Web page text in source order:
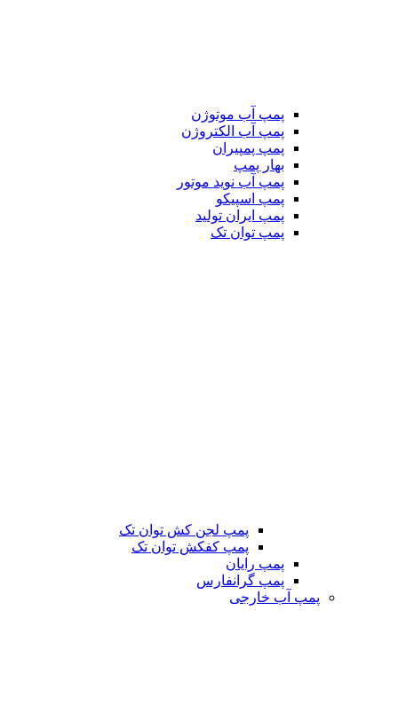
پمپ آب موتوژن
پمپ آب الکتروژن
پمپ پمپیران
بهار پمپ
پمپ آب نوید موتور
پمپ اسپیکو
پمپ ایران تولید
پمپ توان تک
پمپ لجن کش توان تک
پمپ کفکش توان تک
پمپ رایان
پمپ گرانفارس
پمپ آب خارجی